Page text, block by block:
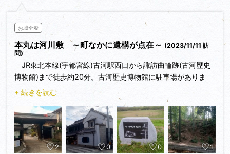
お城全般
本丸は河川敷 ～町なかに遺構が点在～ (2023/11/11 訪
問)
JR東北本線(宇都宮線)古河駅西口から諏訪曲輪跡(古河歴史
博物館)まで徒歩約20分。古河歴史博物館に駐車場がありま
す。
駅から諏訪曲輪への道中にあるお休み処坂長は、古河城の文
庫蔵と乾蔵を移築したもののようです。お休み処坂長では、古
河城の御城印が販売されています。
その南にある福法寺には古河城二の丸御殿 乾門が移築され
ています。
+ 続きを読む
2 0 0 1